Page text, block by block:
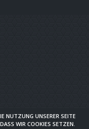
NUTZUNG UNSERER SEITE
WIR COOKIES SETZEN.